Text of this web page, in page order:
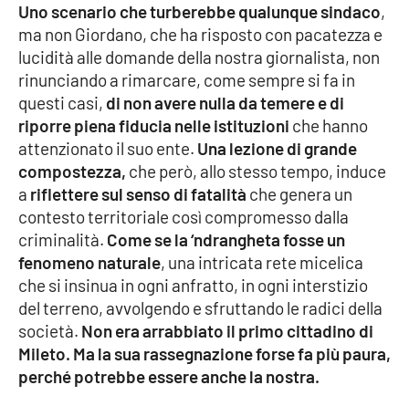
LaC OnAir
EDIZIONI
LOCALI
Catanzaro
Crotone
Vibo Valentia
Reggio Calabria
Cosenza
Lamezia Terme
Uno scenario che turberebbe qualunque sindaco,
ma non Giordano, che ha risposto con pacatezza e
lucidità alle domande della nostra giornalista, non
rinunciando a rimarcare, come sempre si fa in
questi casi, di non avere nulla da temere e di
riporre piena fiducia nelle istituzioni che hanno
attenzionato il suo ente. Una lezione di grande
compostezza, che però, allo stesso tempo, induce
a riflettere sul senso di fatalità che genera un
contesto territoriale così compromesso dalla
criminalità. Come se la ‘ndrangheta fosse un
fenomeno naturale, una intricata rete micelica
che si insinua in ogni anfratto, in ogni interstizio
del terreno, avvolgendo e sfruttando le radici della
società. Non era arrabbiato il primo cittadino di
Mileto. Ma la sua rassegnazione forse fa più paura,
perché potrebbe essere anche la nostra.